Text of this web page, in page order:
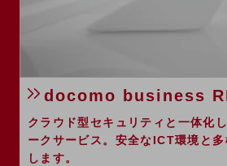
バックオフィス
リモート・ハイブリッドワーク
セキュリティ
docomo business
クラウド型セキュリティと一体化
ークサービス。安全なICT環境と
します。